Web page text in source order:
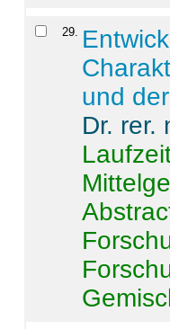
29.
und
Dr. rer.